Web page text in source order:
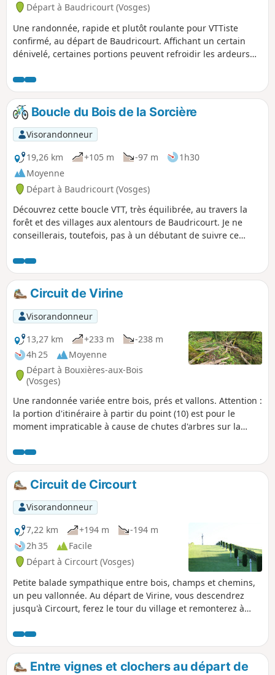
Départ à Baudricourt (Vosges)
Une randonnée, rapide et plutôt roulante pour VTTiste
confirmé, au départ de Baudricourt. Affichant un certain
dénivelé, certaines portions peuvent refroidir les ardeurs
offrira une magnifique vue sur la vallée de l'Arol, autour des
villages d'Offroicourt, Remicourt, Thiraucourt et Domvallier,
via le GR®517. Un bel échantillon du potentiel VTT du
secteur.Boucle du Bois de la Sorcière
Visorandonneur
19,26 km
+105 m -97 m
1h30
Moyenne
Départ à Baudricourt (Vosges)
Découvrez cette boucle VTT, très équilibrée, au travers la
forêt et des villages aux alentours de Baudricourt. Je ne
conseillerais, toutefois, pas à un débutant de suivre ce
appréhender.
Circuit de Virine
Visorandonneur
13,27 km
+233 m
-238 m
4h 25
Moyenne
Départ à Bouxières-aux-Bois
(Vosges)
Une randonnée variée entre bois, prés et vallons. Attention :
la portion d'itinéraire à partir du point (10) est pour le
moment impraticable à cause de chutes d'arbres sur la
départ, rejoindre Circourt en suivant la route (D39) vers la
droite, puis tourner à gauche dans la Rue de la Chapelle
qui passe devant l'église et poursuivre tout droit sur la
route qui la prolonge pour rejoindre la D39a. La traverser
pour trouver le chemin pris au départ et le suivre vers la
gauche pour rejoindre le parking.
Circuit de Circourt
Visorandonneur
7,22 km
+194 m
-194 m
2h 35
Facile
Départ à Circourt (Vosges)
Petite balade sympathique entre bois, champs et chemins,
un peu vallonnée. Au départ de Virine, vous descendrez
jusqu'à Circourt, ferez le tour du village et remonterez à
360° ! Idéale en été avec beaucoup de zones ombragées
mais avec quelques pentes assez raides.
Entre vignes et clochers au départ de